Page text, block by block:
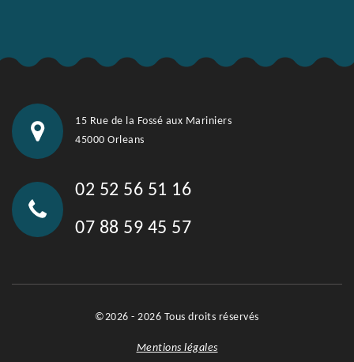
15 Rue de la Fossé aux Mariniers
45000 Orleans
02 52 56 51 16
07 88 59 45 57
©2026 - 2026 Tous droits réservés
Mentions légales